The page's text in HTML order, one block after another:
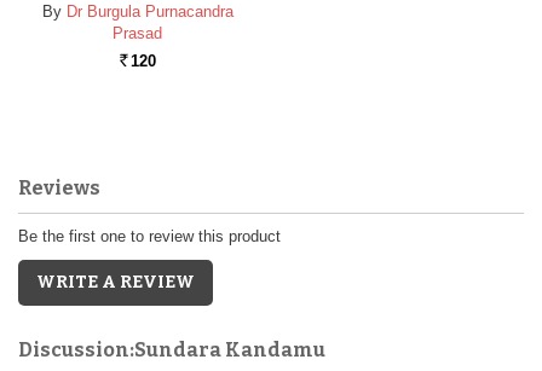
By Dr Burgula Purnacandra
Prasad
Rs. 120
Reviews
Be the first one to review this product
WRITE A REVIEW
Discussion:Sundara Kandamu